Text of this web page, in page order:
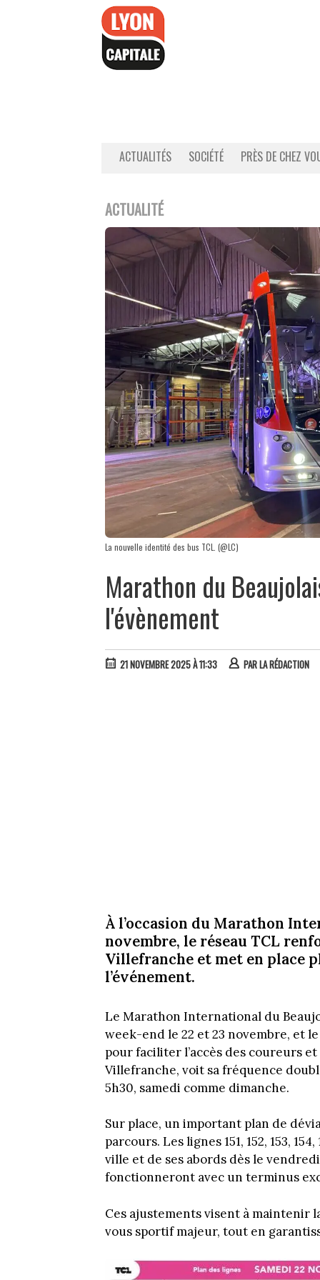
ACTUALITÉS SOCIÉTÉ PRÈS DE CHEZ
ACTUALITÉ
La nouvelle identité des bus TCL. (@LC)
Marathon du
l'évènement
21 NOVEMBRE 2025 À 11:33 PARLA RÉDACTION
À l’occasion du Marathon
novembre, le réseau TCL
Villefranche et met en place
l’événement.
Le Marathon International du
week-end le 22 et 23 novembre, et
pour faciliter l’accès des coureurs
Villefranche, voit sa fréquence
5h30, samedi comme dimanche.
Sur place, un important plan de
parcours. Les lignes 151, 152, 153,
ville et de ses abords dès le
fonctionneront avec un terminus
Ces ajustements visent à maintenir
vous sportif majeur, tout en